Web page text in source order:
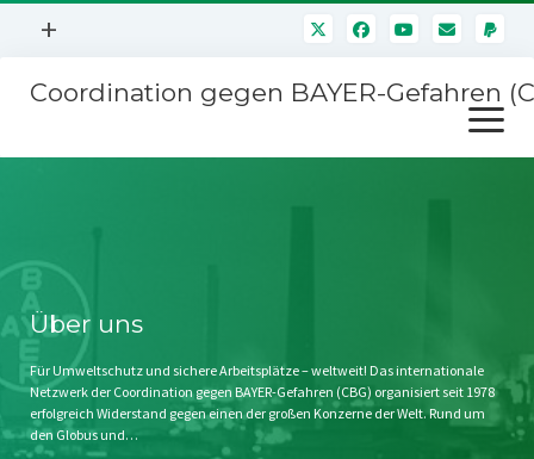
Menü
+
Mitmachen
Kontakt
Impressum
Störfälle
Coordination gegen BAYER-Gefahren
Menü
öffnen
Stichwort BAYER
Jahrestagung
SPENDEN
Über uns
Für Umweltschutz und sichere Arbeitsplätze – weltweit! Das internationale
Netzwerk der Coordination gegen BAYER-Gefahren (CBG) organisiert seit 1978
erfolgreich Widerstand gegen einen der großen Konzerne der Welt. Rund um
den Globus und…